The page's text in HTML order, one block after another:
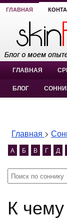
ГЛАВНАЯ
ГЛАВНАЯ
БЛОГ
Главная >
А Б В Г Д
К